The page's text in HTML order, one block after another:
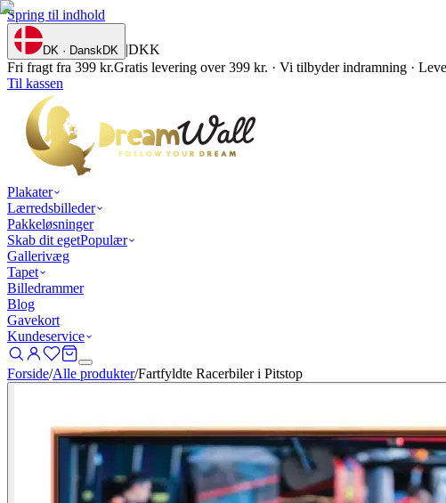
Spring til indhold
DK · DanskDK |DKK
Fri fragt fra 399 kr.Gratis levering over 399 kr. · Vi tilbyder indramning ·
Til kassen
Plakater
Lærredsbilleder
Pakkeløsninger
Skab dit egetPopulær
Gallerivæg
Tapet
Billedrammer
Blog
Gavekort
Kundeservice
Forside/Alle produkter/Fartfyldte Racerbiler i Pitstop